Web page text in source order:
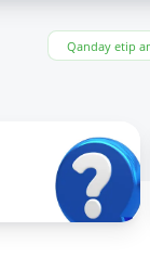
Qanday etip